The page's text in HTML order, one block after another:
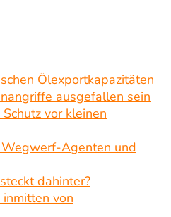
Ölexportkapazitäten
ausgefallen sein
vor kleinen
Wegwerf-Agenten und
dahinter?
von